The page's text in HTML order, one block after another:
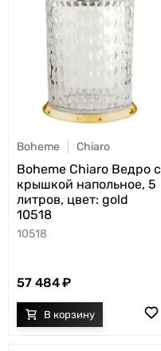
Boheme Chiaro
Boheme Chiaro Ведро с
крышкой напольное, 5
литров, цвет: gold
10518
10518
57 484